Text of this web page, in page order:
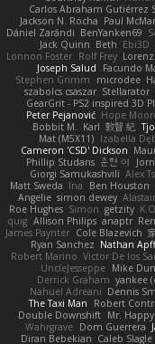
Carlos Abraham Gutiérrez
Jackson N. Rocha Paul
Dániel Zarándi BenYanken69
Jack Quinn Beth Ebi3D
Lonnon Foster Rolf Frey
Joseph Salud
Facundo
Stephen Grimm
microdee
szabolcs csaszar Stellarator
GearGrit - PS2 inspired 3D
Peter Pejanović Hope
Bobbit M. Karl 敦智 紀
Mat (M5X11) Izabella
Cameron 'CSD' Dickson
Phillip Studans 준현 이
Giorgi Samukashvili Alex
Matt Sweda Ina Ben Houston
Angelie simon dewey
Roe Hughes Simon getzity
quig Allison Philips anaptr
James Paynter Cole Blazevich
Ryan Sanchez Nathan
Robert Marino Victor De los
UncleJesseppe Mike
Derrick Graham yankee
Nahuel Adreani Dennis
The Taxi Man
Robert
Double Downshift Mr. Happy
Wahrgrave Dom Guerrera
Diran Bebekian Caleb Slagle